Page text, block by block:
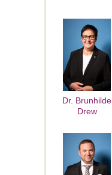
Dr. Brunhilde
Drew